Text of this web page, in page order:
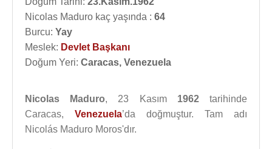
Nicolas Maduro kaç yaşında : 64
Burcu: Yay
Meslek: Devlet Başkanı
Doğum Yeri: Caracas, Venezuela
Nicolas Maduro, 23 Kasım 1962tarihinde
Caracas, Venezuela’da doğmuştur. Tam adı
Nicolás Maduro Moros'dır.